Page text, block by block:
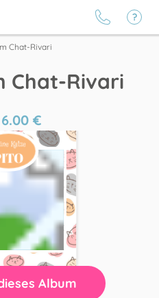
Chat-Rivari
Chat-Rivari
6.00 €
Album